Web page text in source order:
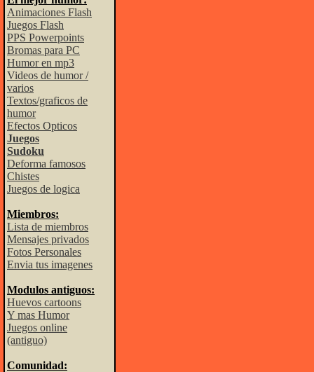
Animaciones Flash
Juegos Flash
PPS Powerpoints
Bromas para PC
Humor en mp3
Videos de humor /
varios
Textos/graficos de
humor
Efectos Opticos
Juegos
Sudoku
Deforma famosos
Chistes
Juegos de logica
Miembros:
Lista de miembros
Mensajes privados
Fotos Personales
Envia tus imagenes
Modulos antiguos:
Huevos cartoons
Y mas Humor
Juegos online
(antiguo)
Comunidad: